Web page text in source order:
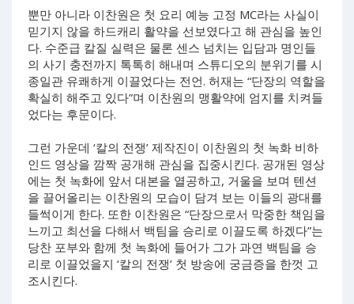
뿐만 아니라 이찬원은 첫 요리 예능 고정 MC라는 사실이
믿기지 않을 하드캐리 활약을 선보였다고 해 관심을 높인
다. 수준급 칼질 실력은 물론 센스 넘치는 입담과 명인들
의 사기 충전까지 톡톡히 해내며 스튜디오의 분위기를 시
종일관 유쾌하게 이끌었다는 전언. 허재는 “단장의 역할을
확실히 해주고 있다”며 이찬원의 맹활약에 엄지를 치켜들
었다는 후문이다.
그런 가운데 ‘칼의 전쟁’ 제작진이 이찬원의 첫 녹화 비하
인드 영상을 깜짝 공개해 관심을 집중시킨다. 공개된 영상
에는 첫 녹화에 앞서 대본을 열공하고, 거울을 보며 텐션
을 끌어올리는 이찬원의 모습이 담겨 보는 이들의 광대를
들썩이게 한다. 또한 이찬원은 “단장으로서 막중한 책임을
느끼고 최선을 다해서 백팀을 승리로 이끌도록 하겠다”는
당찬 포부와 함께 첫 녹화에 들어가 그가 과연 백팀을 승
리로 이끌었을지 ‘칼의 전쟁’ 첫 방송에 궁금증을 한껏 고
조시킨다.